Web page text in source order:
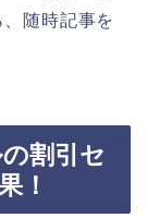
随時記事を
割引セ
！